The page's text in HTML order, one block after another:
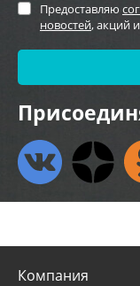
Предоставляю
новостей, акций
Компания